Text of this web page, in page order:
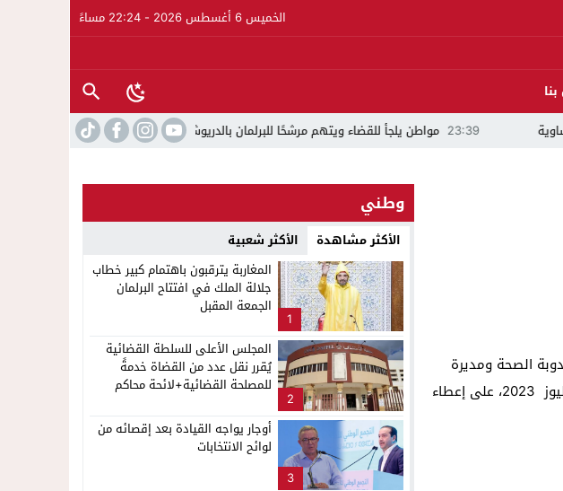
الخميس 6 أغسطس 2026 - 22:24 مساءً
مواطن يلجأ للقضاء ويتهم مرشحًا للبرلمان بالدريوش بالاستيلاء على 22 مليون سنتيم
الصحة ومديرة
مستشفى الحسني وممثلي السلطات المحلية المدنية والعسكرية والمنتخبين ، يوم الثلاثاء 04 يوليوز 2023، على إعطاء
وطني
الأكثر مشاهدة الأكثر شعبية
1
المغاربة يترقبون باهتمام كبير خطاب
جلالة الملك في افتتاح البرلمان
الجمعة المقبل
2
المجلس الأعلى للسلطة القضائية
يُقرر نقل عدد من القضاة خدمةً
للمصلحة القضائية+لائحة محاكم
3
أوجار يواجه القيادة بعد إقصائه من
لوائح الانتخابات